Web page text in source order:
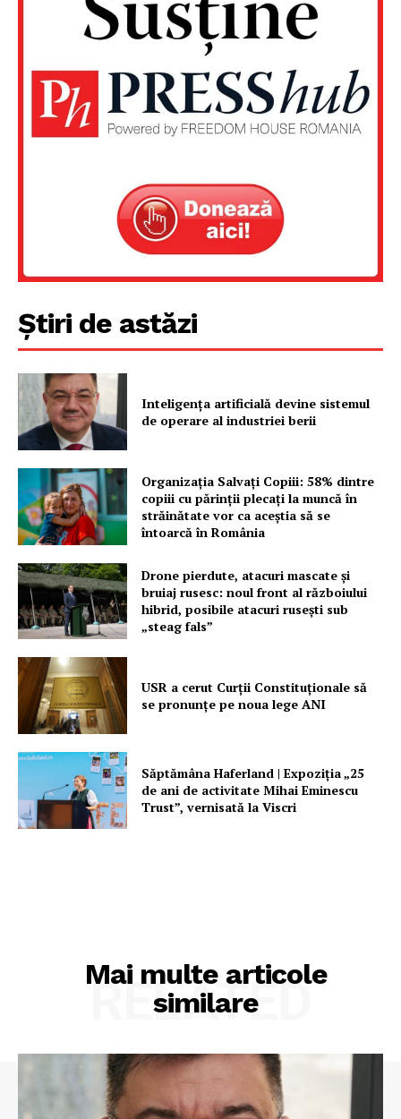
Un proiect
FREEDOM HOUSE ROMÂNIA
PRESShub
Despre noi / Echipa
Proiecte editoriale
Rețea
Contact
Știri de astăzi
Inteligența artificială devine sistemul
de operare al industriei berii
Organizația Salvați Copiii: 58% dintre
copiii cu părinții plecați la muncă în
străinătate vor ca aceștia să se
întoarcă în România
Drone pierdute, atacuri mascate și
bruiaj rusesc: noul front al războiului
hibrid, posibile atacuri rusești sub
„steag fals”
USR a cerut Curții Constituționale să
se pronunțe pe noua lege ANI
Săptămâna Haferland | Expoziţia „25
de ani de activitate Mihai Eminescu
Trust”, vernisată la Viscri
Mai multe articole
similare
RELATED